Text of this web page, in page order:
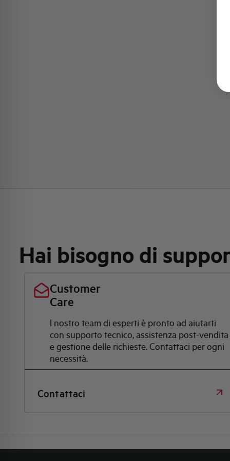
Hai bisogno di
Customer
Care
l nostro team di esperti è pronto ad aiutarti
con supporto tecnico, assistenza post-vendita
e gestione delle richieste. Contattaci per ogni
necessità.
Contattaci